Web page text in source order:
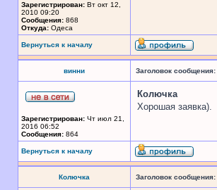
Зарегистрирован: Вт окт 12,
2010 09:20
Сообщения: 868
Откуда: Одеса
Вернуться к началу
винни Заголовок сообщения:
Зарегистрирован: Чт июл 21,
2016 06:52
Сообщения: 864
Колючка
Хорошая заявка).
Вернуться к началу
Колючка Заголовок сообщения: